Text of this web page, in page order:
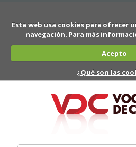
Esta web usa cookies para ofrecer
navegación. Para más
Acepto
¿Qué son las